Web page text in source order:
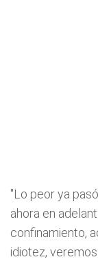
"Lo peor ya
ahora en
confinamiento,
idiotez,